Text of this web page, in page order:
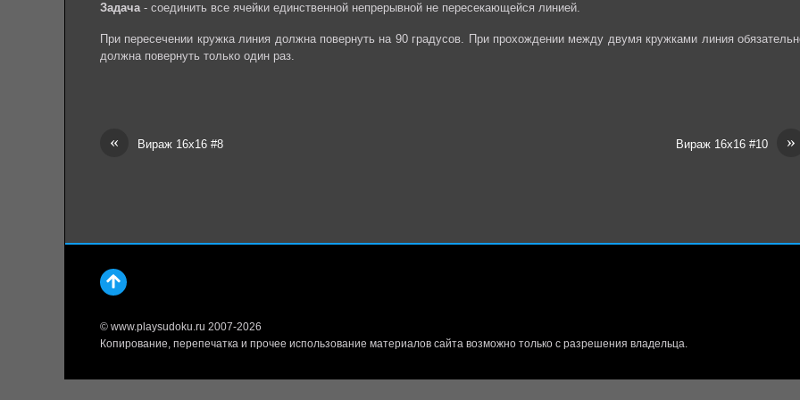
Задача- соединить все ячейки единственной непрерывной не пересекающейся линией.
При пересечении кружка линия должна повернуть на 90 градусов. При прохождении между двумя кружками линия
должна повернуть только один раз.
« Вираж 16х16 #8 »
Вираж 16х16 #10
© www.playsudoku.ru 2007-2026
Копирование, перепечатка и прочее использование материалов сайта возможно только с разрешения владельца.